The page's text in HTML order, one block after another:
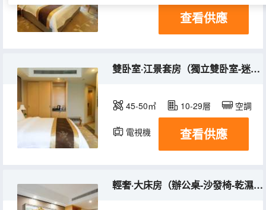
查看供應
雙卧室·江景套房（獨立雙卧室-迷人江景-辦公桌）
45-50㎡ 10-29層 空調
電視機 冰箱
查看供應
輕奢·大床房（辦公桌-沙發椅-乾濕分離）